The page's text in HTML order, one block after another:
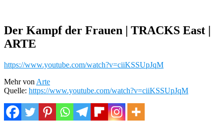
Der Kampf der Frauen | TRACKS East |
ARTE
https://www.youtube.com/watch?v=ciiKSSUpJqM
Mehr von Arte
Quelle: https://www.youtube.com/watch?v=ciiKSSUpJqM